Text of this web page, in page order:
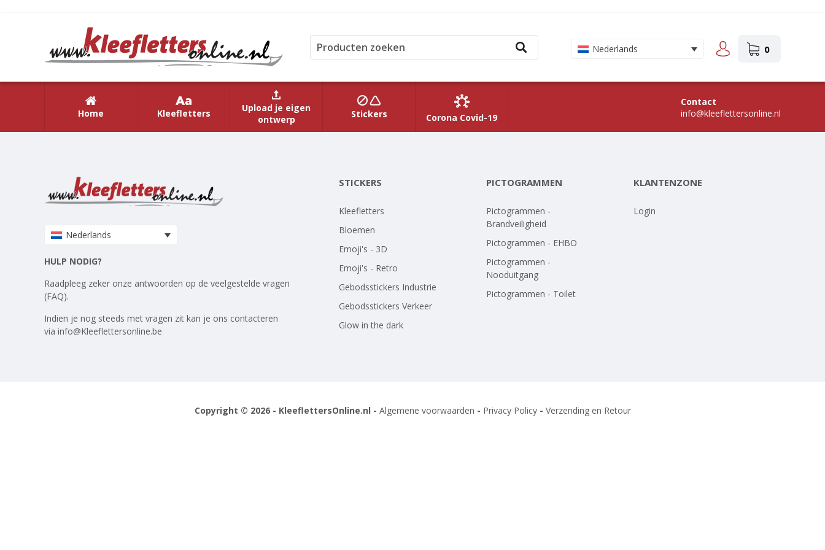
Nederlands 0
Home Kleefletters
Upload je eigen
ontwerp
Stickers Corona Covid-19
Contact
info@kleeflettersonline.nl
Nederlands
HULP NODIG?
Raadpleeg zeker onze antwoorden op de veelgestelde vragen
(FAQ).
Indien je nog steeds met vragen zit kan je ons contacteren
via info@Kleeflettersonline.be
STICKERS
Kleefletters
Bloemen
Emoji's - 3D
Emoji's - Retro
Gebodsstickers Industrie
Gebodsstickers Verkeer
Glow in the dark
PICTOGRAMMEN
Pictogrammen -
Brandveiligheid
Pictogrammen - EHBO
Pictogrammen -
Nooduitgang
Pictogrammen - Toilet
KLANTENZONE
Login
Copyright © 2026 - KleeflettersOnline.nl - Algemene voorwaarden - Privacy Policy- Verzending en Retour